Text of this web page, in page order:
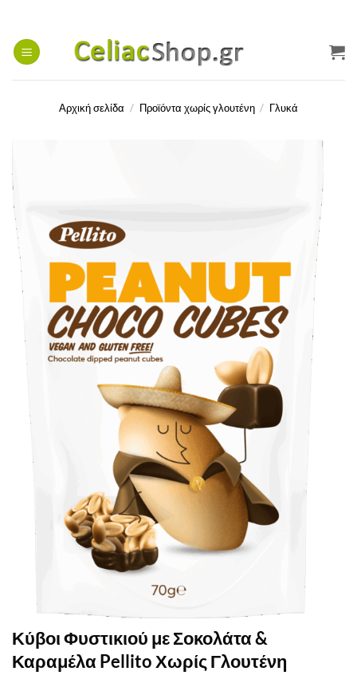
περιεχόμενο
Αρχική σελίδα / Προϊόντα χωρίς γλουτένη / Γλυκά
Κύβοι Φυστικιού με Σοκολάτα &
Καραμέλα Pellito Χωρίς Γλουτένη